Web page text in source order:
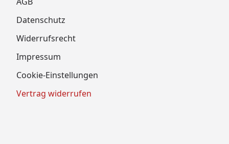
Datenschutz
Widerrufsrecht
Impressum
Cookie-Einstellungen
Vertrag widerrufen